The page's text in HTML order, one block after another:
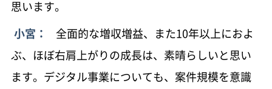
思います。
小宮：
全面的な増収増益、また10年以上におよ
ぶ、ほぼ右肩上がりの成長は、素晴らしいと思い
ます。デジタル事業についても、案件規模を意識
取締役の体制 852 KB
財務セクション 784 KB